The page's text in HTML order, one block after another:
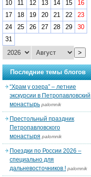
10
11 12 13 14 15
16
17
18 19 20 21 22
23
24
25 26 27 28 29
30
31
>
Последние темы блогов
“Храм у озера” – летние
экскурсии в Петропавловский
монастырь palomnik
Престольный праздник
Петропавловского
монастыря palomnik
Поездки по России 2026 –
специально для
дальневосточников ! palomnik